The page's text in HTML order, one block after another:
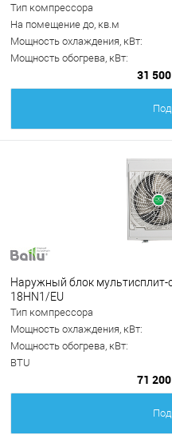
Тип компрессора
На помещение до, кв.м
Мощность охлаждения, кВт:
Мощность обогрева, кВт:
31
Наружный блок мультисплит-
18HN1/EU
Тип компрессора
Мощность охлаждения, кВт:
Мощность обогрева, кВт:
BTU
71